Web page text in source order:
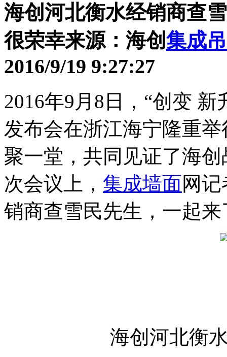
海创河北衡水经销商查
很荣幸来源：海创集成
2016/9/19 9:27:27
2016年9月8日，“创变
发布会在浙江海宁隆重
聚一堂，共同见证了海
次会议上， 集成墙面网
销商查雪民先生，一起
海创河北衡